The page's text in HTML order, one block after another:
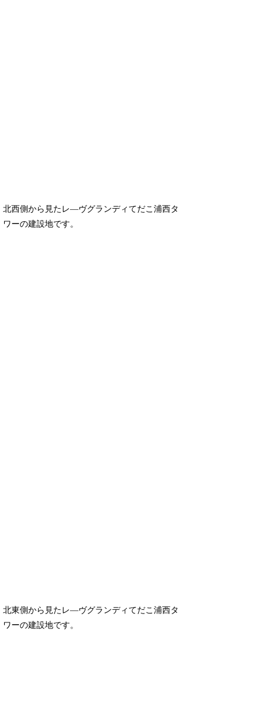
北西側から見たレ―ヴグランディてだこ浦西タ
ワーの建設地です。
北東側から見たレ―ヴグランディてだこ浦西タ
ワーの建設地です。